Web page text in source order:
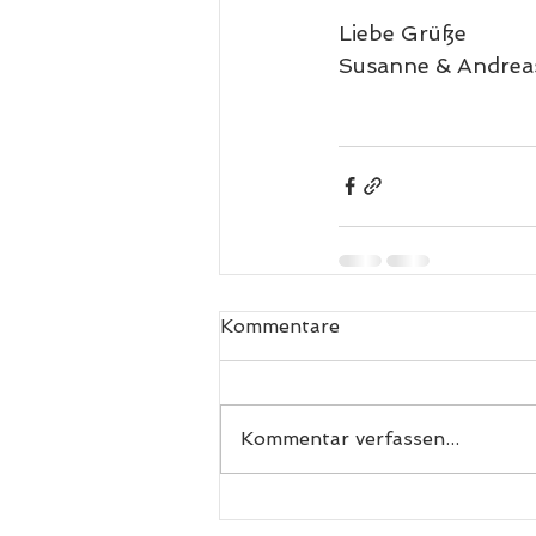
Liebe Grüße
Susanne &
Kommentare
Kommentar verfassen...